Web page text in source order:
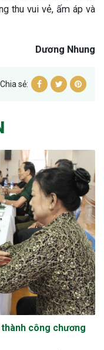
thu vui vẻ, ấm áp và
Dương Nhung
Chia sẻ:
công chương